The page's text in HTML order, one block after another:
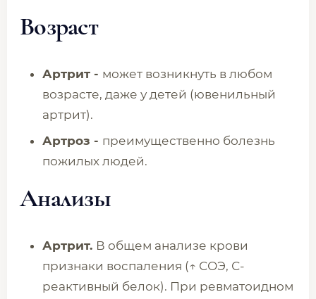
Возраст
Артрит - может возникнуть в любом
возрасте, даже у детей (ювенильный
артрит).
Артроз - преимущественно болезнь
пожилых людей.
Анализы
Артрит. В общем анализе крови
признаки воспаления (↑ СОЭ, С-
реактивный белок). При ревматоидном